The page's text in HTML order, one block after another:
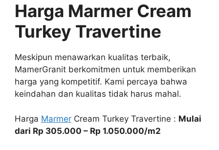
Harga Marmer Cream
Turkey Travertine
Meskipun menawarkan kualitas terbaik,
MamerGranit berkomitmen untuk memberikan
harga yang kompetitif. Kami percaya bahwa
keindahan dan kualitas tidak harus mahal.
Harga Marmer Cream Turkey Travertine : Mulai
dari Rp 305.000 – Rp 1.050.000/m2